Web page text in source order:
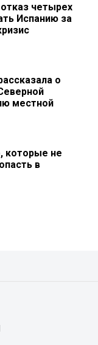
четырех
Испанию за
о
местной
которые не
в